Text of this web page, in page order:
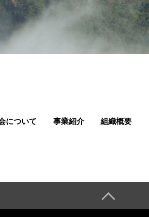
について 事業紹介 組織概要